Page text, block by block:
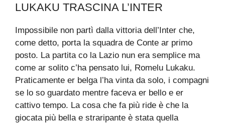
LUKAKU TRASCINA L’INTER
Impossibile non partì dalla vittoria dell’Inter che,
come detto, porta la squadra de Conte ar primo
posto. La partita co la Lazio nun era semplice ma
come ar solito c’ha pensato lui, Romelu Lukaku.
Praticamente er belga l’ha vinta da solo, i compagni
se lo so guardato mentre faceva er bello e er
cattivo tempo. La cosa che fa più ride è che la
giocata più bella e straripante è stata quella